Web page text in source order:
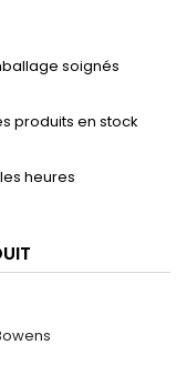
soignés
produits en stock
les heures